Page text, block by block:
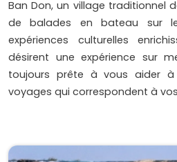
Ban Don, un village traditionnel
de balades en bateau sur
expériences culturelles
désirent une expérience sur
toujours prête à vous aider à
voyages qui correspondent à